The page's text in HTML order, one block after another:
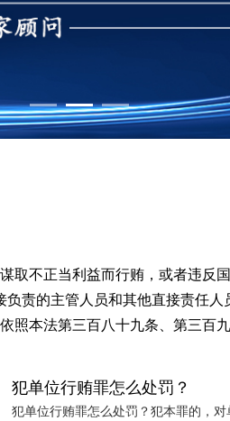
1 2 3
取不正当利益而行贿，或者违反
负责的主管人员和其他直接责任
照本法第三百八十九条、第三百
犯单位行贿罪怎么处罚？
犯单位行贿罪怎么处罚？犯本罪的，